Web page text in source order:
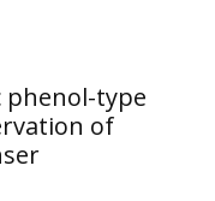
phenol-type
of